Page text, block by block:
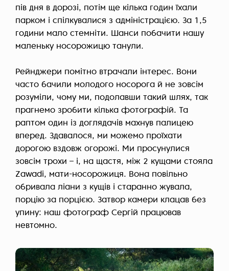
пів дня в дорозі, потім ще кілька годин їхали
парком і спілкувалися з адміністрацією. За 1,5
години мало стемніти. Шанси побачити нашу
маленьку носорожицю танули.
Рейнджери помітно втрачали інтерес. Вони
часто бачили молодого носорога й не зовсім
розуміли, чому ми, подолавши такий шлях, так
прагнемо зробити кілька фотографій. Та
раптом один із доглядачів махнув палицею
вперед. Здавалося, ми можемо проїхати
дорогою вздовж огорожі. Ми просунулися
зовсім трохи – і, на щастя, між 2 кущами стояла
Zawadi, мати-носорожиця. Вона повільно
обривала ліани з кущів і старанно жувала,
порцію за порцією. Затвор камери клацав без
упину: наш фотограф Сергій працював
невтомно.